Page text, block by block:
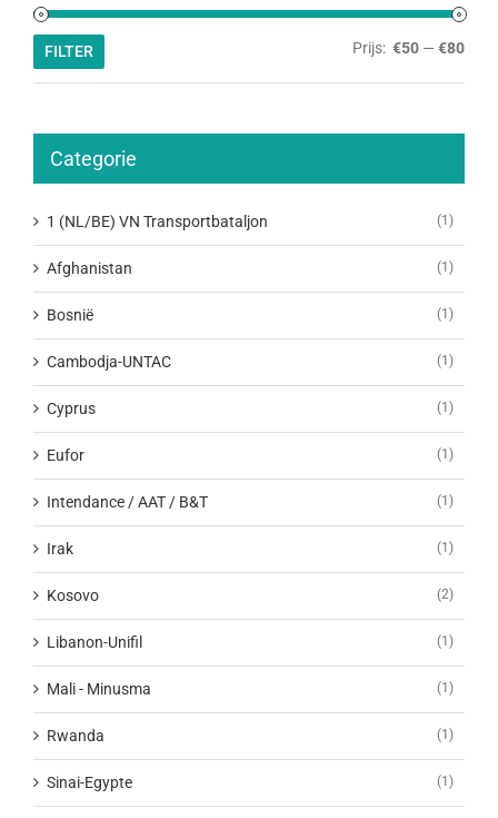
Min.
Max.
FILTER Prijs: €50 — €80
Categorie
1 (NL/BE) VN Transportbataljon (1)
Afghanistan (1)
Bosnië (1)
Cambodja-UNTAC (1)
Cyprus (1)
Eufor (1)
Intendance / AAT / B&T (1)
Irak (1)
Kosovo (2)
Libanon-Unifil (1)
Mali - Minusma (1)
Rwanda (1)
Sinai-Egypte (1)